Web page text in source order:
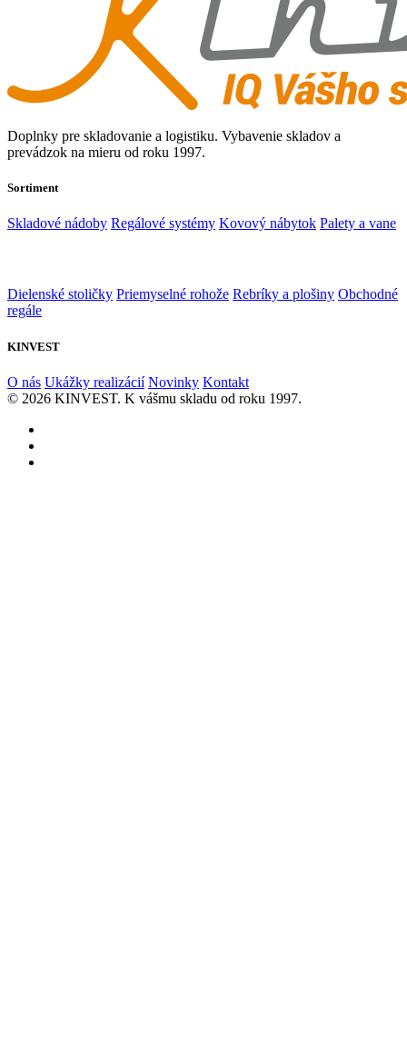
Doplnky pre skladovanie a logistiku. Vybavenie skladov a
prevádzok na mieru od roku 1997.
Sortiment
Skladové nádoby Regálové systémy Kovový nábytok Palety a vane
Dielenské stoličky Priemyselné rohože Rebríky a plošiny Obchodné
regále
KINVEST
O nás Ukážky realizácií Novinky Kontakt
© 2026 KINVEST. K vášmu skladu od roku 1997.